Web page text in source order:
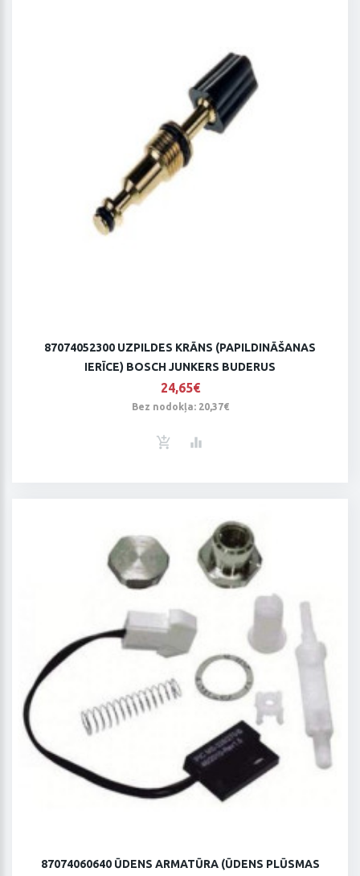
87074052300 UZPILDES KRĀNS (PAPILDINĀŠANAS
IERĪCE) BOSCH JUNKERS BUDERUS
24,65€
Bez nodokļa: 20,37€
87074060640 ŪDENS ARMATŪRA (ŪDENS PLŪSMAS